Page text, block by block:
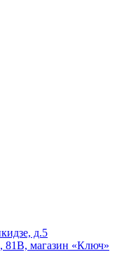
д.5
81В, магазин «Ключ»